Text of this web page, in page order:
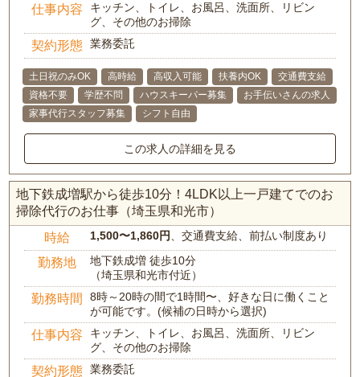
仕事内容
キッチン、トイレ、お風呂、洗面所、リビン
グ、その他のお掃除
契約形態 業務委託
土日祝のみOK 高時給 高収入可能 扶養内OK
交通費支給
資格不要
学歴不問 ハウスキーパー募集
お手伝いさんの求人
家事代行スタッフ募集
シフト自由
この求人の詳細を見る
地下鉄成増駅から徒歩10分！4LDK以上一戸建てでのお
掃除代行のお仕事（埼玉県和光市）
時給 1,500〜1,860円 、交通費支給、前払い制度あり
勤務地
地下鉄成増 徒歩10分
（埼玉県和光市付近）
勤務時間
8時～20時の間で1時間〜、好きな日に働くこと
が可能です。(候補の日時から選択)
仕事内容
キッチン、トイレ、お風呂、洗面所、リビン
グ、その他のお掃除
契約形態 業務委託